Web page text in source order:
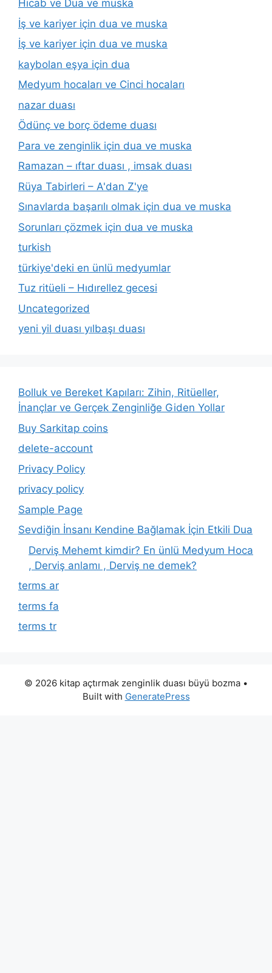
Hicab ve Dua ve muska
İş ve kariyer için dua ve muska
İş ve kariyer için dua ve muska
kaybolan eşya için dua
Medyum hocaları ve Cinci hocaları
nazar duası
Ödünç ve borç ödeme duası
Para ve zenginlik için dua ve muska
Ramazan – ıftar duası , imsak duası
Rüya Tabirleri – A'dan Z'ye
Sınavlarda başarılı olmak için dua ve muska
Sorunları çözmek için dua ve muska
turkish
türkiye'deki en ünlü medyumlar
Tuz ritüeli – Hıdırellez gecesi
Uncategorized
yeni yil duası yılbaşı duası
Bolluk ve Bereket Kapıları: Zihin, Ritüeller,
İnançlar ve Gerçek Zenginliğe Giden Yollar
Buy Sarkitap coins
delete-account
Privacy Policy
privacy policy
Sample Page
Sevdiğin İnsanı Kendine Bağlamak İçin Etkili Dua
Derviş Mehemt kimdir? En ünlü Medyum Hoca
, Derviş anlamı , Derviş ne demek?
terms ar
terms fa
terms tr
© 2026 kitap açtırmak zenginlik duası büyü bozma •
Built with GeneratePress